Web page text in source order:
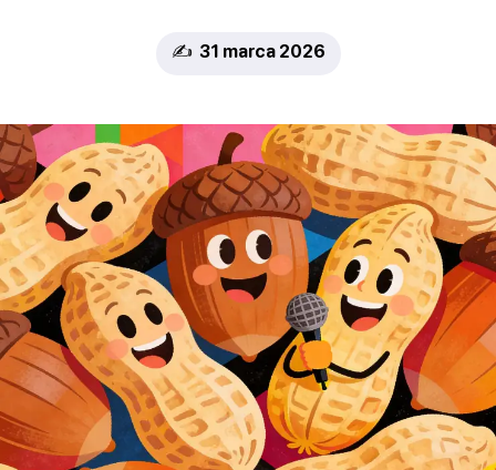
✍️ 31 marca 2026